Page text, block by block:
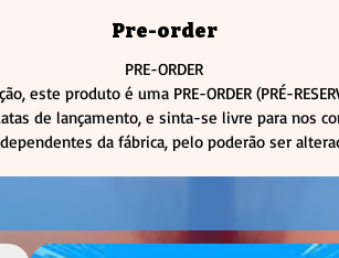
Pre-order
PRE-ORDER
este produto é uma PRE-ORDER (PRÉ-
de lançamento, e sinta-se livre para nos
da fábrica, pelo poderão ser